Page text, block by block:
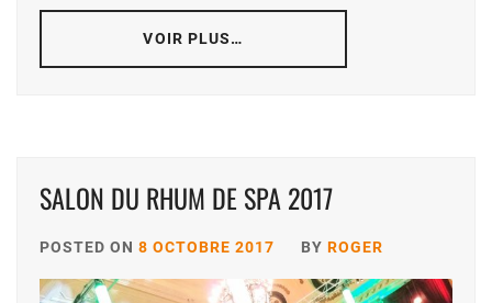
VOIR PLUS…
SALON DU RHUM DE SPA 2017
POSTED ON 8 OCTOBRE 2017 BY ROGER